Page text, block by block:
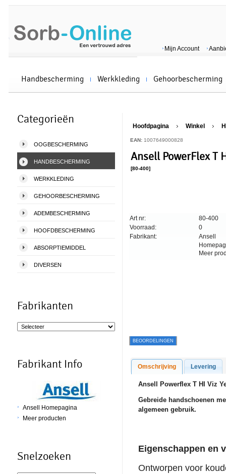
Mijn Account
Handbescherming Werkkleding Gehoorbescherming
Categorieën
OOGBESCHERMING
HANDBESCHERMING
WERKKLEDING
GEHOORBESCHERMING
ADEMBESCHERMING
HOOFDBESCHERMING
ABSORPTIEMIDDEL
DIVERSEN
Fabrikanten
Fabrikant Info
Ansell Homepagina
Meer producten
Snelzoeken
Hoofdpagina Winkel
EAN: 1007649000828
Ansell PowerFlex T
[80-400]
Art nr:
Voorraad:
Fabrikant:
80-400
0
Ansell
Meer
BEOORDELINGEN
Omschrijving Levering
Ansell Powerflex T HI Viz
Gebreide handschoenen
algemeen gebruik.
Eigenschappen en
Ontworpen voor